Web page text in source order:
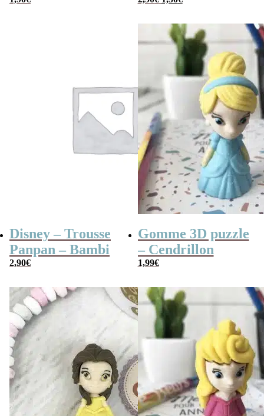
était :
2,90€.
est :
1,50€.
Disney – Trousse
Panpan – Bambi
2,90€
Gomme 3D puzzle
– Cendrillon
1,99€